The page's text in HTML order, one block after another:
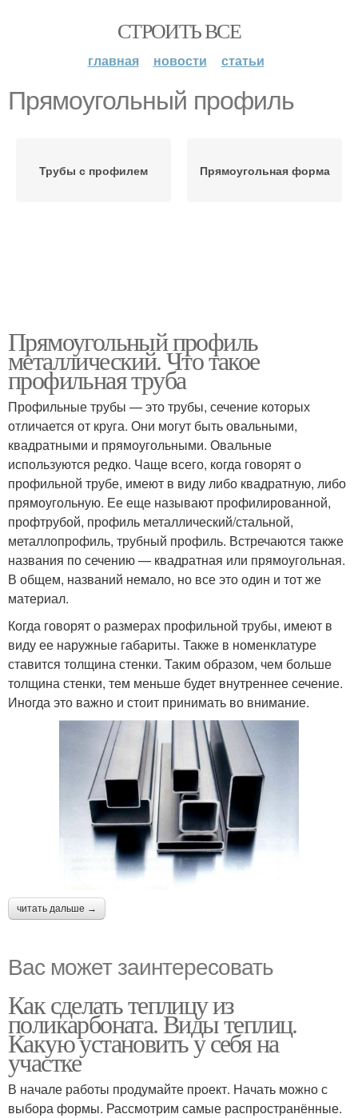
СТРОИТЬ ВСЕ
главная новости статьи
Прямоугольный профиль
Трубы с профилем Прямоугольная форма
Прямоугольный профиль
металлический. Что такое
профильная труба
Профильные трубы — это трубы, сечение которых
отличается от круга. Они могут быть овальными,
квадратными и прямоугольными. Овальные
используются редко. Чаще всего, когда говорят о
профильной трубе, имеют в виду либо квадратную, либо
прямоугольную. Ее еще называют профилированной,
профтрубой, профиль металлический/стальной,
металлопрофиль, трубный профиль. Встречаются также
названия по сечению — квадратная или прямоугольная.
В общем, названий немало, но все это один и тот же
материал.
Когда говорят о размерах профильной трубы, имеют в
виду ее наружные габариты. Также в номенклатуре
ставится толщина стенки. Таким образом, чем больше
толщина стенки, тем меньше будет внутреннее сечение.
Иногда это важно и стоит принимать во внимание.
читать дальше →
Вас может заинтересовать
Как сделать теплицу из
поликарбоната. Виды теплиц.
Какую установить у себя на
участке
В начале работы продумайте проект. Начать можно с
выбора формы. Рассмотрим самые распространённые.